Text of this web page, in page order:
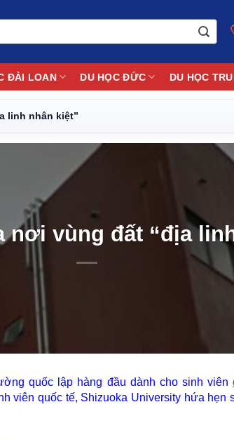
ĐÀI LOAN DU HỌC ĐỨC DU HỌC
linh nhân kiệt”
nơi vùng đất “địa
quốc lập hàng đầu dành cho sinh viên
viên quốc tế, Shizuoka University hứa